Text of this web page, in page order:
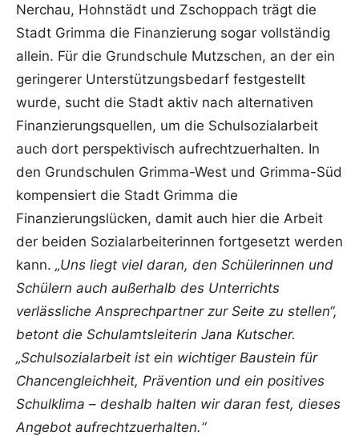
Nerchau, Hohnstädt und Zschoppach trägt die
Stadt Grimma die Finanzierung sogar vollständig
allein. Für die Grundschule Mutzschen, an der ein
geringerer Unterstützungsbedarf festgestellt
wurde, sucht die Stadt aktiv nach alternativen
Finanzierungsquellen, um die Schulsozialarbeit
auch dort perspektivisch aufrechtzuerhalten. In
den Grundschulen Grimma-West und Grimma-Süd
kompensiert die Stadt Grimma die
Finanzierungslücken, damit auch hier die Arbeit
der beiden Sozialarbeiterinnen fortgesetzt werden
kann. „Uns liegt viel daran, den Schülerinnen und
Schülern auch außerhalb des Unterrichts
verlässliche Ansprechpartner zur Seite zu stellen“,
betont die Schulamtsleiterin Jana Kutscher.
„Schulsozialarbeit ist ein wichtiger Baustein für
Chancengleichheit, Prävention und ein positives
Schulklima – deshalb halten wir daran fest, dieses
Angebot aufrechtzuerhalten.“